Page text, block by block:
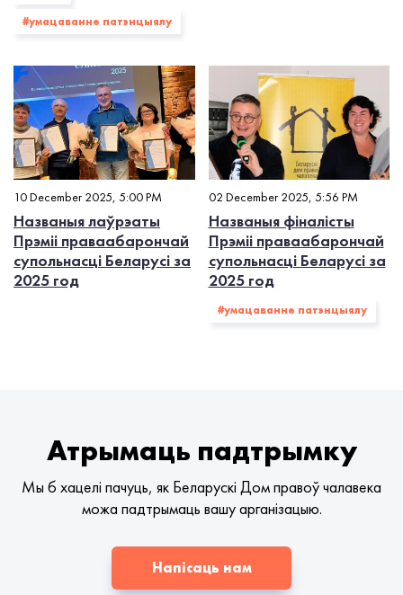
#умацаванне патэнцыялу
10 December 2025, 5:00 PM
Названыя лаўрэаты
Прэміі праваабарончай
супольнасці Беларусі за
2025 год
02 December 2025, 5:56 PM
Названыя фіналісты
Прэміі праваабарончай
супольнасці Беларусі за
2025 год
#умацаванне патэнцыялу
Атрымаць падтрымку
Мы б хацелі пачуць, як Беларускі Дом правоў чалавека
можа падтрымаць вашу арганізацыю.
Напісаць нам